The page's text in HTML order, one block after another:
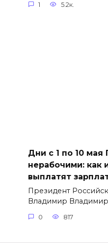
1 5.2к.
Дни с 1 по 10 мая
нерабочими: как
выплатят
Президент
Владимир
0 817